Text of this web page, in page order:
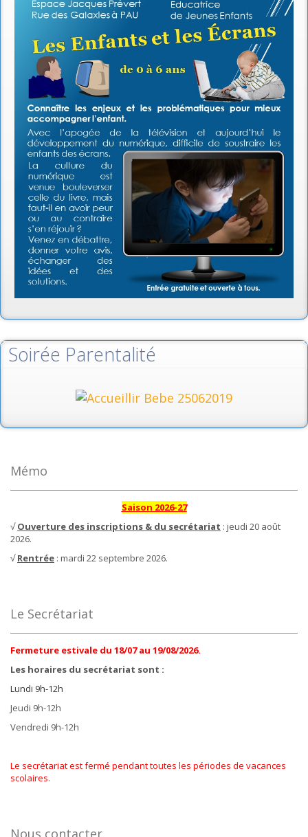
Soirée Parentalité
Mémo
Saison 2026-27
√Ouverture des inscriptions & du secrétariat : jeudi 20 août
2026.
√Rentrée : mardi 22 septembre 2026.
Le Secrétariat
Fermeture estivale du 18/07 au 19/08/2026.
Les horaires du secrétariat sont :
Lundi 9h-12h
Jeudi 9h-12h
Vendredi 9h-12h
Le secrétariat est fermé pendant toutes les périodes de vacances
scolaires.